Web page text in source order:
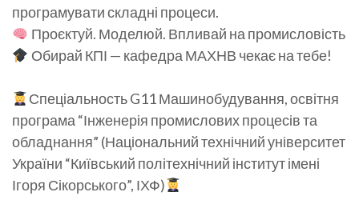
програмувати складні процеси.
Проєктуй. Моделюй. Впливай на промисловість
Обирай КПІ — кафедра МАХНВ чекає на тебе!
Спеціальность G11 Машинобудування, освітня
програма “Інженерія промислових процесів та
обладнання” (Національний технічний університет
України “Київський політехнічний інститут імені
Ігоря Сікорського”, ІХФ)